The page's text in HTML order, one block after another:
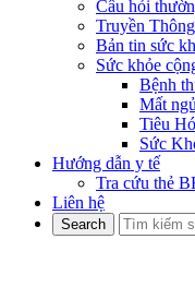
Câu hỏi
Truyền
Bản tin sức
Sức khỏe
Bệnh
Mất
Tiêu
Sức
Hướng dẫn y tế
Tra cứu thẻ
Liên hệ